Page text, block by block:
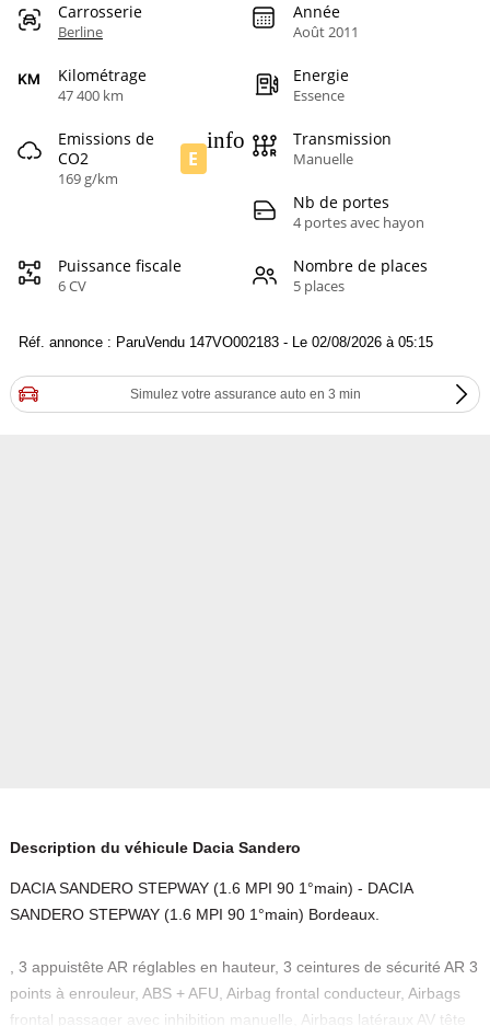
Carrosserie
Berline
Année
Août 2011
Kilométrage
47 400 km
Energie
Essence
Emissions de
CO2
169 g/km
E
info Transmission
Manuelle
Nb de portes
4 portes avec hayon
Puissance fiscale
6 CV
Nombre de places
5 places
Réf. annonce : ParuVendu 147VO002183 - Le 02/08/2026 à 05:15
Simulez votre assurance auto en 3 min
Description du véhicule Dacia Sandero
DACIA SANDERO STEPWAY (1.6 MPI 90 1°main) - DACIA
SANDERO STEPWAY (1.6 MPI 90 1°main) Bordeaux.
, 3 appuistête AR réglables en hauteur, 3 ceintures de sécurité AR 3
points à enrouleur, ABS + AFU, Airbag frontal conducteur, Airbags
frontal passager avec inhibition manuelle, Airbags latéraux AV tête